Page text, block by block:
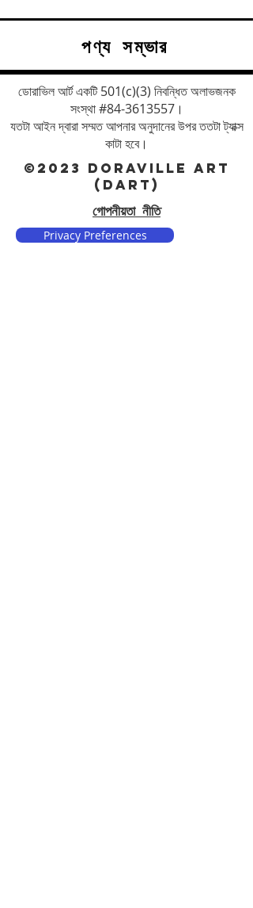
পণ্য সম্ভার
ডোরাভিল আর্ট একটি 501(c)(3) নিবন্ধিত অলাভজনক
সংস্থা #84-3613557।
যতটা আইন দ্বারা সম্মত আপনার অনুদানের উপর ততটা ট্যাক্স
কাটা হবে।
©2023 DORAVILLE ART
(DART)
গোপনীয়তা নীতি
Privacy Preferences